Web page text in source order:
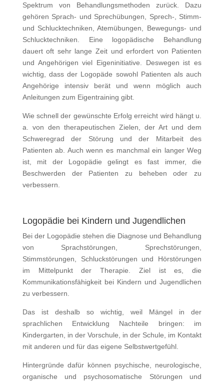
Spektrum von Behandlungsmethoden zurück. Dazu
gehören Sprach- und Sprechübungen, Sprech-, Stimm-
und Schlucktechniken, Atemübungen, Bewegungs- und
Schlucktechniken. Eine logopädische Behandlung
dauert oft sehr lange Zeit und erfordert von Patienten
und Angehörigen viel Eigeninitiative. Deswegen ist es
wichtig, dass der Logopäde sowohl Patienten als auch
Angehörige intensiv berät und wenn möglich auch
Anleitungen zum Eigentraining gibt.
Wie schnell der gewünschte Erfolg erreicht wird hängt u.
a. von den therapeutischen Zielen, der Art und dem
Schweregrad der Störung und der Mitarbeit des
Patienten ab. Auch wenn es manchmal ein langer Weg
ist, mit der Logopädie gelingt es fast immer, die
Beschwerden der Patienten zu beheben oder zu
verbessern.
Logopädie bei Kindern und Jugendlichen
Bei der Logopädie stehen die Diagnose und Behandlung
von Sprachstörungen, Sprechstörungen,
Stimmstörungen, Schluckstörungen und Hörstörungen
im Mittelpunkt der Therapie. Ziel ist es, die
Kommunikationsfähigkeit bei Kindern und Jugendlichen
zu verbessern.
Das ist deshalb so wichtig, weil Mängel in der
sprachlichen Entwicklung Nachteile bringen: im
Kindergarten, in der Vorschule, in der Schule, im Kontakt
mit anderen und für das eigene Selbstwertgefühl.
Hintergründe dafür können psychische, neurologische,
organische und psychosomatische Störungen und